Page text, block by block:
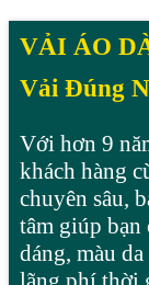
VẢI ÁO
Vải Đúng
Với hơn 9
khách hàng
chuyên sâu,
tâm giúp
dáng, màu